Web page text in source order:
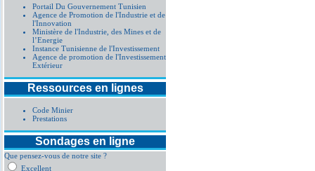
Portail Du Gouvernement Tunisien
Agence de Promotion de l'Industrie et de
l'Innovation
Ministère de l'Industrie, des Mines et de
l’Energie
Instance Tunisienne de l'Investissement
Agence de promotion de l'Investissement
Extérieur
Ressources en lignes
Code Minier
Prestations
Sondages en ligne
Que pensez-vous de notre site ?
Excellent